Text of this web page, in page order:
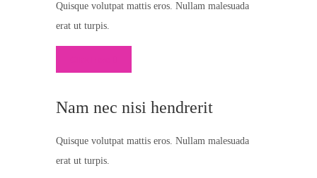
Quisque volutpat mattis eros. Nullam malesuada
erat ut turpis.
Nam nec nisi hendrerit
Quisque volutpat mattis eros. Nullam malesuada
erat ut turpis.